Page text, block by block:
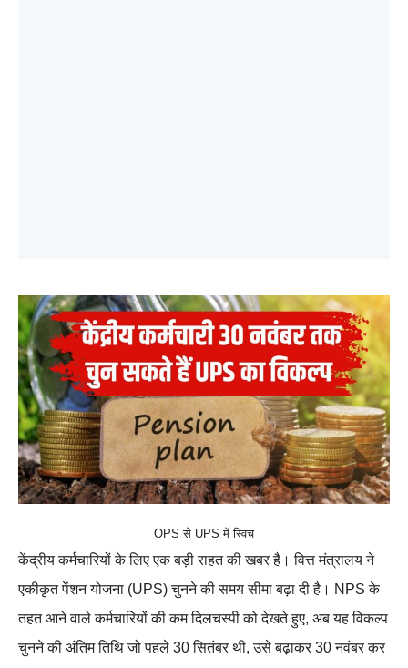
OPS से UPS में स्विच
केंद्रीय कर्मचारियों के लिए एक बड़ी राहत की खबर है। वित्त मंत्रालय ने
एकीकृत पेंशन योजना (UPS) चुनने की समय सीमा बढ़ा दी है। NPS के
तहत आने वाले कर्मचारियों की कम दिलचस्पी को देखते हुए, अब यह विकल्प
चुनने की अंतिम तिथि जो पहले 30 सितंबर थी, उसे बढ़ाकर 30 नवंबर कर